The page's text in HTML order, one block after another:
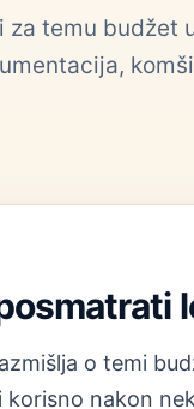
za temu budžet
o temi
korisno nakon